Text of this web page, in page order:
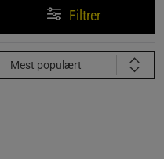
Filtrer
Mest populært